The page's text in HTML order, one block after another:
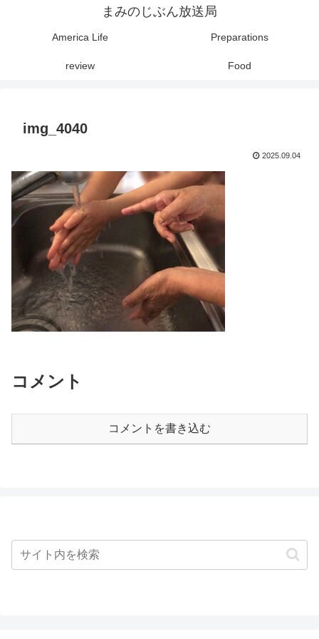
まみのじぶん放送局
America Life Preparations
review Food
img_4040
2025.09.04
コメント
コメントを書き込む